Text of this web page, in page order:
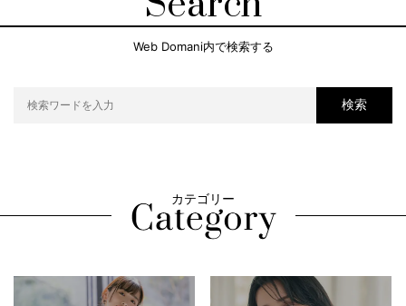
Web Domani内で検索する
検索
カテゴリー